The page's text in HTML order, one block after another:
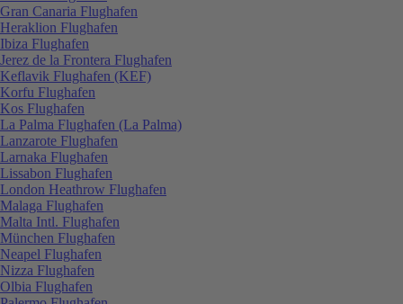
Gran Canaria Flughafen
Heraklion Flughafen
Ibiza Flughafen
Jerez de la Frontera Flughafen
Keflavik Flughafen (KEF)
Korfu Flughafen
Kos Flughafen
La Palma Flughafen (La Palma)
Lanzarote Flughafen
Larnaka Flughafen
Lissabon Flughafen
London Heathrow Flughafen
Malaga Flughafen
Malta Intl. Flughafen
München Flughafen
Neapel Flughafen
Nizza Flughafen
Olbia Flughafen